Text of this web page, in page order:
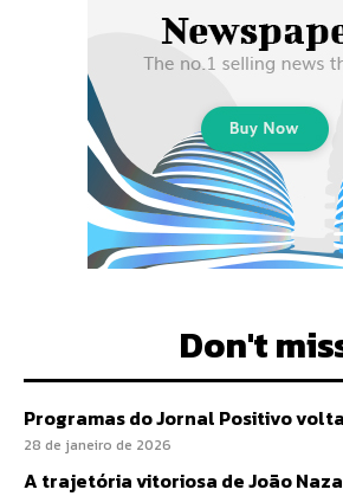
Don't
Programas do Jornal Positivo
28 de janeiro de 2026
A trajetória vitoriosa de João